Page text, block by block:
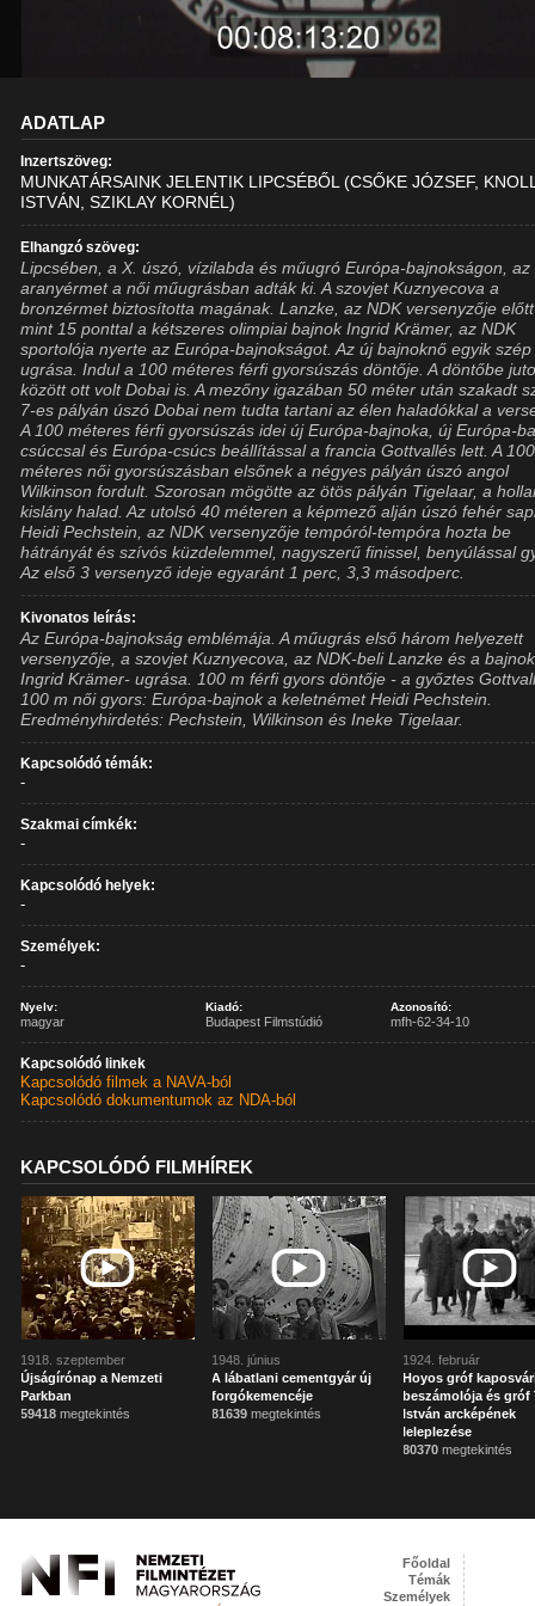
ADATLAP
Inzertszöveg:
MUNKATÁRSAINK JELENTIK LIPCSÉBŐL (CSŐKE JÓZSEF,
ISTVÁN, SZIKLAY KORNÉL)
Elhangzó szöveg:
Lipcsében, a X. úszó, vízilabda és műugró Európa-bajnokságon, az
aranyérmet a női műugrásban adták ki. A szovjet Kuznyecova a
bronzérmet biztosította magának. Lanzke, az NDK versenyzője
mint 15 ponttal a kétszeres olimpiai bajnok Ingrid Krämer, az NDK
sportolója nyerte az Európa-bajnokságot. Az új bajnoknő egyik szép
ugrása. Indul a 100 méteres férfi gyorsúszás döntője. A döntőbe
között ott volt Dobai is. A mezőny igazában 50 méter után szakadt
7-es pályán úszó Dobai nem tudta tartani az élen haladókkal a
A 100 méteres férfi gyorsúszás idei új Európa-bajnoka, új Európa-
csúccsal és Európa-csúcs beállítással a francia Gottvallés lett. A 100
méteres női gyorsúszásban elsőnek a négyes pályán úszó angol
Wilkinson fordult. Szorosan mögötte az ötös pályán Tigelaar, a
kislány halad. Az utolsó 40 méteren a képmező alján úszó fehér
Heidi Pechstein, az NDK versenyzője tempóról-tempóra hozta be
hátrányát és szívós küzdelemmel, nagyszerű finissel, benyúlással
Az első 3 versenyző ideje egyaránt 1 perc, 3,3 másodperc.
Kivonatos leírás:
Az Európa-bajnokság emblémája. A műugrás első három helyezett
versenyzője, a szovjet Kuznyecova, az NDK-beli Lanzke és a
Ingrid Krämer- ugrása. 100 m férfi gyors döntője - a győztes
100 m női gyors: Európa-bajnok a keletnémet Heidi Pechstein.
Eredményhirdetés: Pechstein, Wilkinson és Ineke Tigelaar.
Kapcsolódó témák:
-
Szakmai címkék:
-
Kapcsolódó helyek:
-
Személyek:
-
Nyelv:
magyar
Kiadó:
Budapest Filmstúdió
Azonosító:
mfh-62-34-10
Kapcsolódó linkek
Kapcsolódó filmek a NAVA-ból
Kapcsolódó dokumentumok az NDA-ból
KAPCSOLÓDÓ FILMHÍREK
1918. szeptember
Újságírónap a Nemzeti
Parkban
59418 megtekintés
1948. június
A lábatlani cementgyár új
forgókemencéje
81639 megtekintés
1924. február
Hoyos gróf
beszámolója és gróf
István arcképének
leleplezése
80370 megtekintés
Főoldal
Témák
Személyek